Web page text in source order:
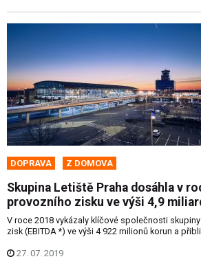
DOPRAVA Z DOMOVA
Skupina Letiště Praha dosáhla v
provozního zisku ve výši 4,9
V roce 2018 vykázaly klíčové společnosti
zisk (EBITDA *) ve výši 4 922 milionů korun a
27. 07. 2019